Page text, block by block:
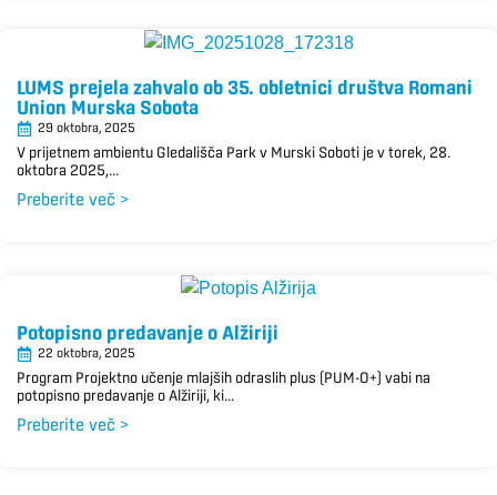
LUMS prejela zahvalo ob 35. obletnici društva Romani
Union Murska Sobota
29 oktobra, 2025
V prijetnem ambientu Gledališča Park v Murski Soboti je v torek, 28.
oktobra 2025,...
Preberite več >
Potopisno predavanje o Alžiriji
22 oktobra, 2025
Program Projektno učenje mlajših odraslih plus (PUM-O+) vabi na
potopisno predavanje o Alžiriji, ki...
Preberite več >